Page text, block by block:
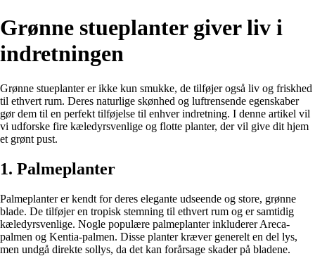
Grønne stueplanter giver liv i
indretningen
Grønne stueplanter er ikke kun smukke, de tilføjer også liv og friskhed
til ethvert rum. Deres naturlige skønhed og luftrensende egenskaber
gør dem til en perfekt tilføjelse til enhver indretning. I denne artikel vil
vi udforske fire kæledyrsvenlige og flotte planter, der vil give dit hjem
et grønt pust.
1. Palmeplanter
Palmeplanter er kendt for deres elegante udseende og store, grønne
blade. De tilføjer en tropisk stemning til ethvert rum og er samtidig
kæledyrsvenlige. Nogle populære palmeplanter inkluderer Areca-
palmen og Kentia-palmen. Disse planter kræver generelt en del lys,
men undgå direkte sollys, da det kan forårsage skader på bladene.